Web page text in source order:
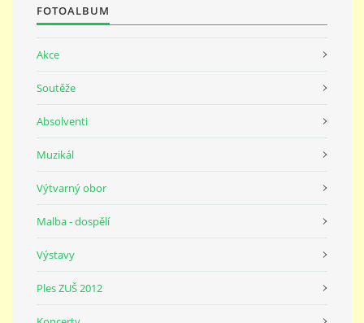
© 2026 eStránky.cz
FOTOALBUM
Akce
Soutěže
Absolventi
Muzikál
Výtvarný obor
Malba - dospělí
Výstavy
Ples ZUŠ 2012